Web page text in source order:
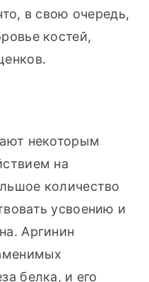
в свою очередь,
костей,
некоторым
на
количество
усвоению и
Аргинин
белка, и его